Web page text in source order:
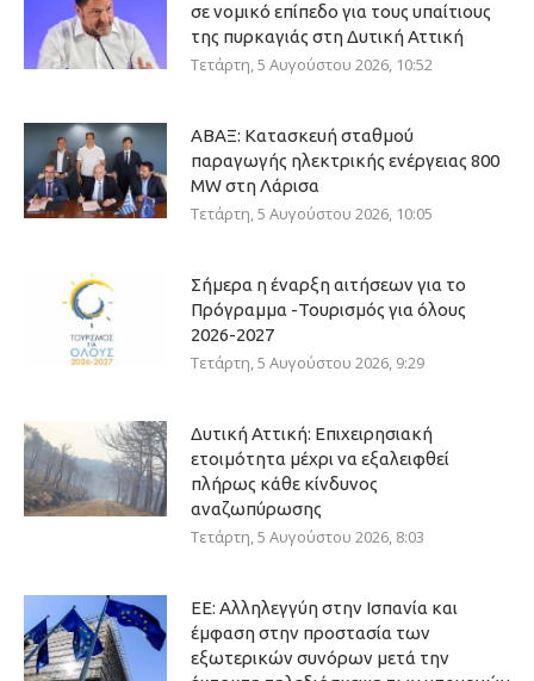
σε νομικό επίπεδο για τους υπαίτιους
της πυρκαγιάς στη Δυτική Αττική
Τετάρτη, 5 Αυγούστου 2026, 10:52
ΑΒΑΞ: Κατασκευή σταθμού
παραγωγής ηλεκτρικής ενέργειας 800
ΜW στη Λάρισα
Τετάρτη, 5 Αυγούστου 2026, 10:05
Σήμερα η έναρξη αιτήσεων για το
Πρόγραμμα -Τουρισμός για όλους
2026-2027
Τετάρτη, 5 Αυγούστου 2026, 9:29
Δυτική Αττική: Επιχειρησιακή
ετοιμότητα μέχρι να εξαλειφθεί
πλήρως κάθε κίνδυνος
αναζωπύρωσης
Τετάρτη, 5 Αυγούστου 2026, 8:03
ΕΕ: Αλληλεγγύη στην Ισπανία και
έμφαση στην προστασία των
εξωτερικών συνόρων μετά την